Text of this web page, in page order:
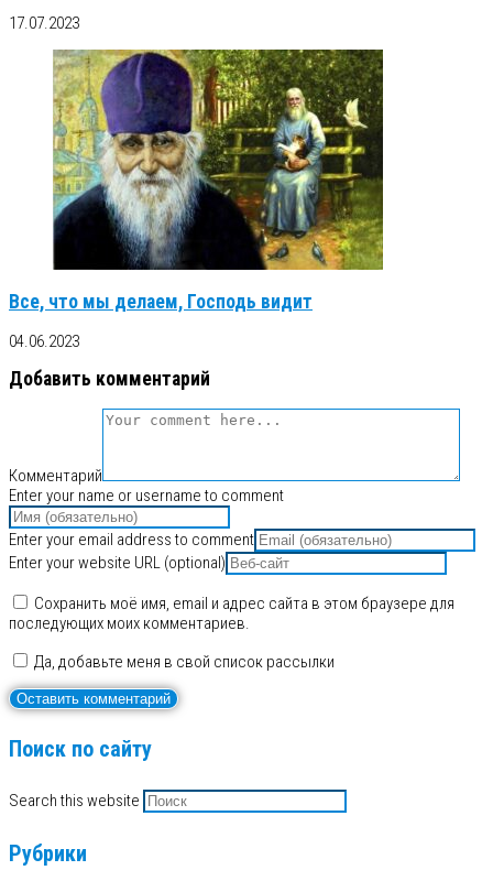
17.07.2023
Все, что мы делаем, Господь видит
04.06.2023
Добавить комментарий
Комментарий
Enter your name or username to comment
Enter your email address to comment
Enter your website URL (optional)
Сохранить моё имя, email и адрес сайта в этом браузере для
последующих моих комментариев.
Да, добавьте меня в свой список рассылки
Поиск по сайту
Search this website
Рубрики